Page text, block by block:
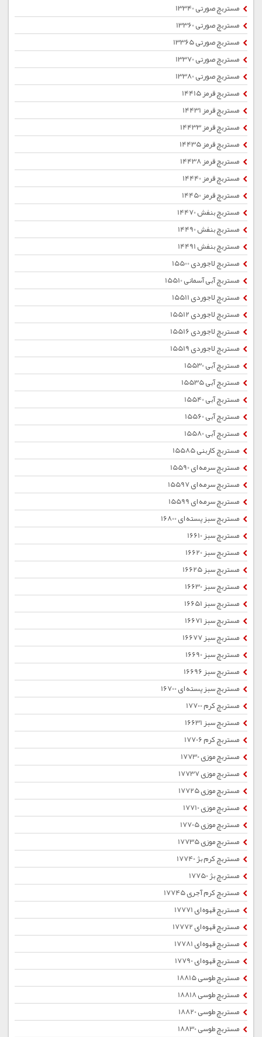
مستربچ صورتی 13340
مستربچ صورتی 13360
مستربچ صورتی 13365
مستربچ صورتی 13370
مستربچ صورتی 13380
مستربچ قرمز 14415
مستربچ قرمز 14431
مستربچ قرمز 14433
مستربچ قرمز 14435
مستربچ قرمز 14438
مستربچ قرمز 14440
مستربچ قرمز 14450
مستربچ بنفش 14470
مستربچ بنفش 14490
مستربچ بنفش 14491
مستربچ لاجوردی 15500
مستربچ آبی آسمانی 15510
مستربچ لاجوردی 15511
مستربچ لاجوردی 15512
مستربچ لاجوردی 15516
مستربچ لاجوردی 15519
مستربچ آبی 15530
مستربچ آبی 15535
مستربچ آبی 15540
مستربچ آبی 15560
مستربچ آبی 15580
مستربچ کاربنی 15585
مستربچ سرمه ای 15590
مستربچ سرمه ای 15597
مستربچ سرمه ای 15599
مستربچ سبز پسته ای 16800
مستربچ سبز 16610
مستربچ سبز 16620
مستربچ سبز 16625
مستربچ سبز 16630
مستربچ سبز 16651
مستربچ سبز 16671
مستربچ سبز 16677
مستربچ سبز 16690
مستربچ سبز 16696
مستربچ سبز پسته ای 16700
مستربچ کرم 17700
مستربچ سبز 16631
مستربچ کرم 17706
مستربچ موزی 17730
مستربچ موزی 17737
مستربچ موزی 17725
مستربچ موزی 17710
مستربچ موزی 17705
مستربچ موزی 17735
مستربچ کرم بژ 17740
مستربچ بژ 17750
مستربچ کرم آجری 17745
مستربچ قهوه ای 17771
مستربچ قهوه ای 17772
مستربچ قهوه ای 17781
مستربچ قهوه ای 17790
مستربچ طوسی 18815
مستربچ طوسی 18818
مستربچ طوسی 18820
مستربچ طوسی 18830